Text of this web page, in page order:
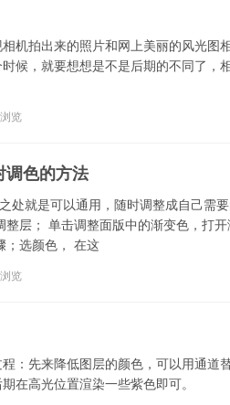
机拍出来的照片和网上美丽的风光图
候，就要想想是不是后期的不同了，
览
调色的方法
处就是可以通用，随时调整成自己需要
层； 单击调整面版中的渐变色，打
；选颜色， 在这
览
：先来降低图层的颜色，可以用通道
在高光位置渲染一些紫色即可。